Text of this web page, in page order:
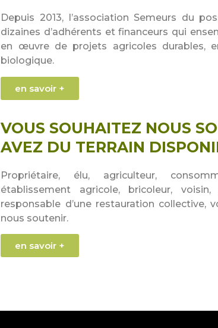
Depuis 2013, l’association Semeurs du
dizaines d’adhérents et financeurs qui
en œuvre de projets agricoles durables,
biologique.
en savoir +
VOUS SOUHAITEZ NOUS
AVEZ DU TERRAIN
Propriétaire, élu, agriculteur,
établissement agricole, bricoleur, voisin,
responsable d’une restauration collective,
nous soutenir.
en savoir +